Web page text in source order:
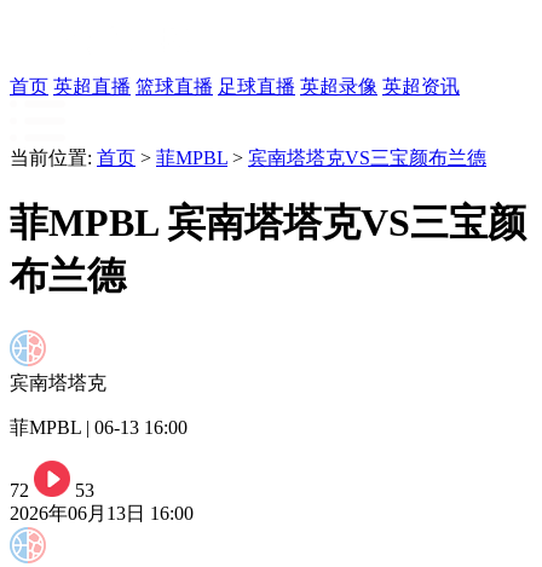
首页 英超直播 篮球直播 足球直播 英超录像 英超资讯
当前位置: 首页 > 菲MPBL > 宾南塔塔克VS三宝颜布兰德
菲MPBL 宾南塔塔克VS三宝颜
布兰德
宾南塔塔克
菲MPBL | 06-13 16:00
72
53
2026年06月13日 16:00